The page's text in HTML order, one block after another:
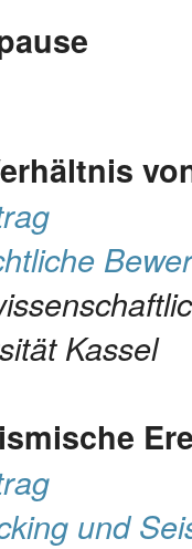
Kassel
und